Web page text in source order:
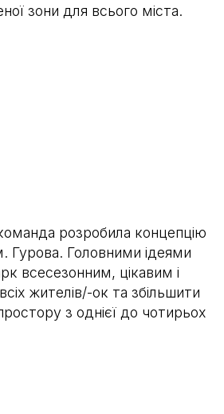
зони для всього міста.
розробила концепцію
Гурова. Головними ідеями
всесезонним, цікавим і
жителів/-ок та збільшити
з однієї до чотирьох